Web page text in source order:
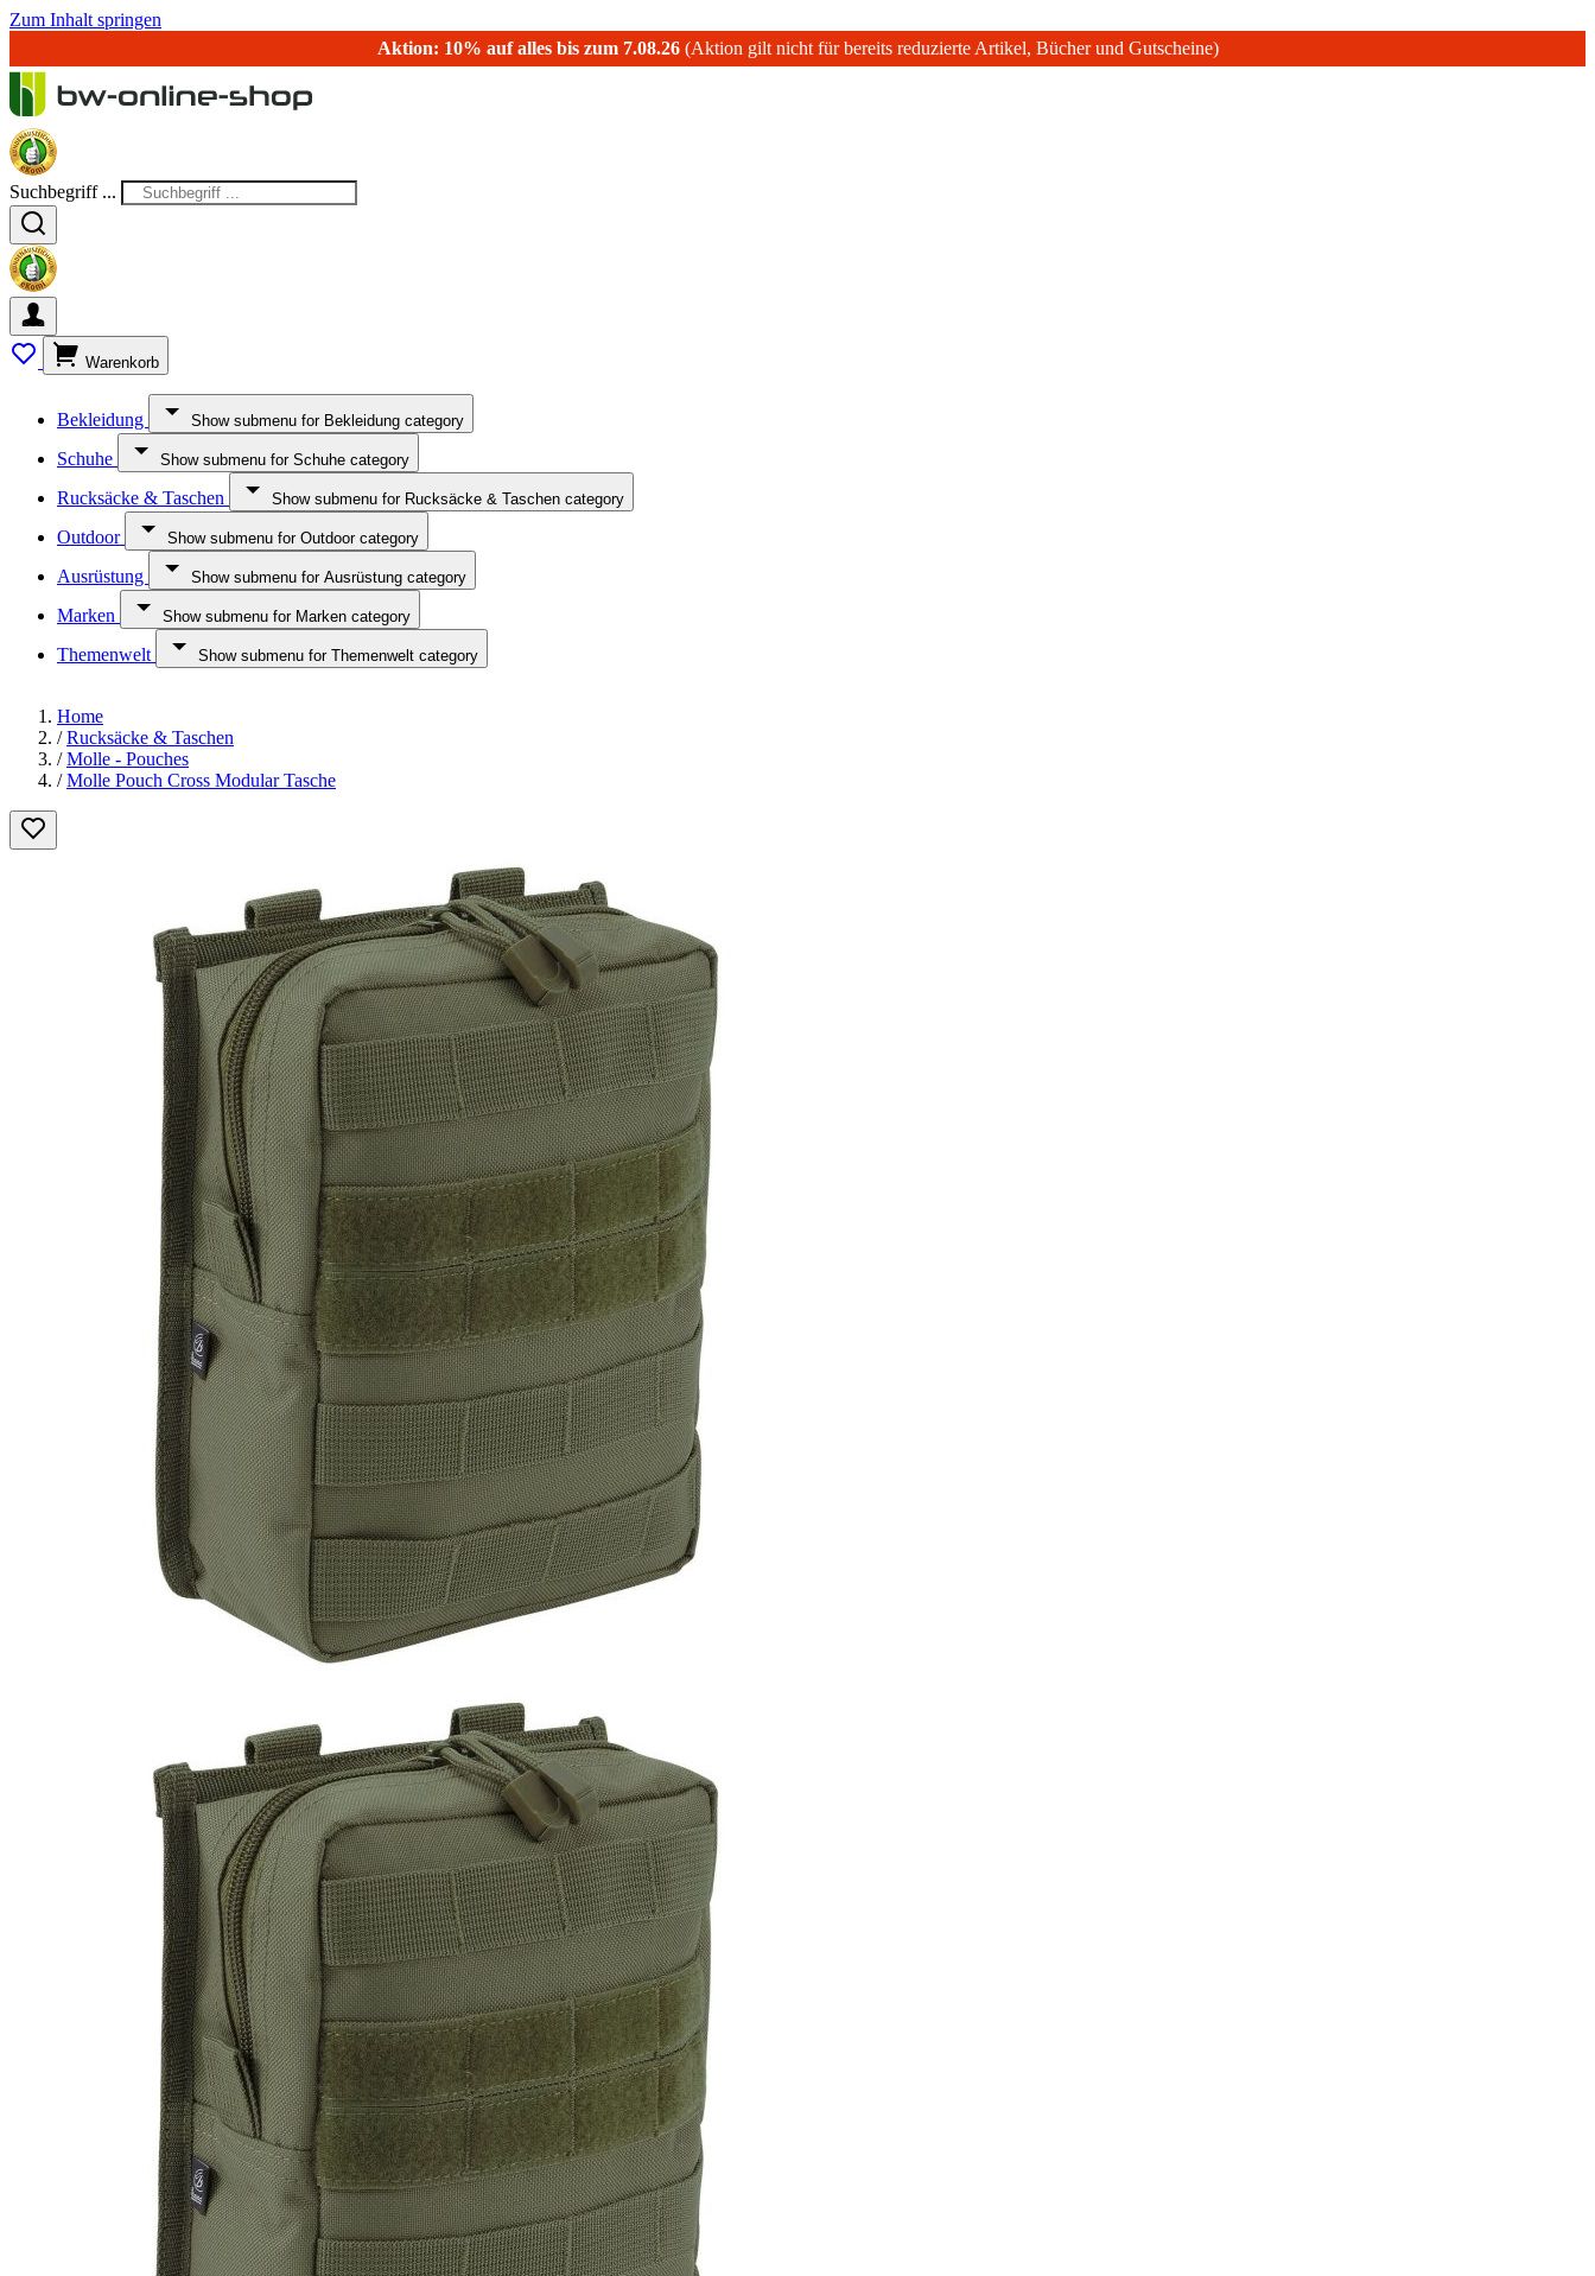
Zum Inhalt springen
Aktion: 10% auf alles bis zum 7.08.26(Aktion gilt nicht für bereits reduzierte Artikel, Bücher und Gutscheine)
Suchbegriff ...
Warenkorb
Bekleidung Show submenu for Bekleidung category
Schuhe Show submenu for Schuhe category
Rucksäcke & Taschen Show submenu for Rucksäcke & Taschen category
Outdoor Show submenu for Outdoor category
Ausrüstung Show submenu for Ausrüstung category
Marken Show submenu for Marken category
Themenwelt Show submenu for Themenwelt category
Home
/ Rucksäcke & Taschen
/ Molle - Pouches
/ Molle Pouch Cross Modular Tasche